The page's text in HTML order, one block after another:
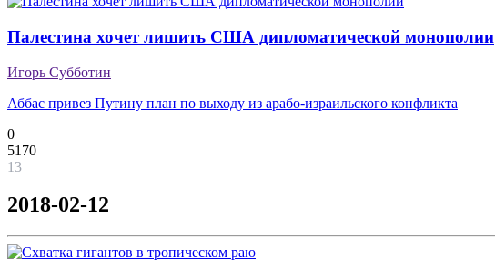
Палестина хочет лишить США дипломатической монополии
Игорь Субботин
Аббас привез Путину план по выходу из арабо-израильского конфликта
0
5170
13
2018-02-12